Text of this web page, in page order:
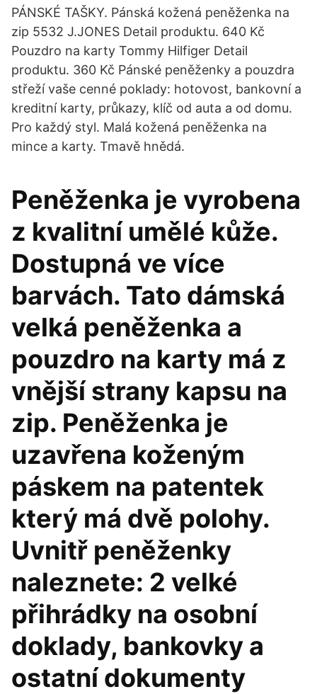
PÁNSKÉ TAŠKY. Pánská kožená peněženka na
zip 5532 J.JONES Detail produktu. 640 Kč
Pouzdro na karty Tommy Hilfiger Detail
produktu. 360 Kč Pánské peněženky a pouzdra
střeží vaše cenné poklady: hotovost, bankovní a
kreditní karty, průkazy, klíč od auta a od domu.
Pro každý styl. Malá kožená peněženka na
mince a karty. Tmavě hnědá.
Peněženka je vyrobena
z kvalitní umělé kůže.
Dostupná ve více
barvách. Tato dámská
velká peněženka a
pouzdro na karty má z
vnější strany kapsu na
zip. Peněženka je
uzavřena koženým
páskem na patentek
který má dvě polohy.
Uvnitř peněženky
naleznete: 2 velké
přihrádky na osobní
doklady, bankovky a
ostatní dokumenty